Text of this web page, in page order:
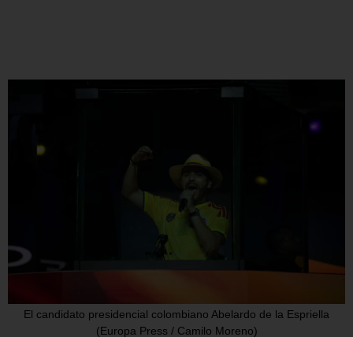
El candidato presidencial colombiano Abelardo de la Espriella
(Europa Press / Camilo Moreno)